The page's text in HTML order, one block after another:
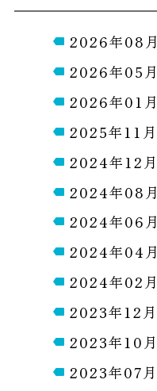
2026年08月
2026年05月
2026年01月
2025年11月
2024年12月
2024年08月
2024年06月
2024年04月
2024年02月
2023年12月
2023年10月
2023年07月